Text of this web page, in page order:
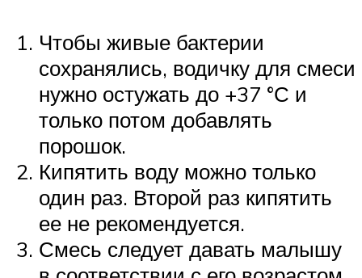
Чтобы живые бактерии
сохранялись, водичку для смеси
нужно остужать до +37 °С и
только потом добавлять
порошок.
Кипятить воду можно только
один раз. Второй раз кипятить
ее не рекомендуется.
Смесь следует давать малышу